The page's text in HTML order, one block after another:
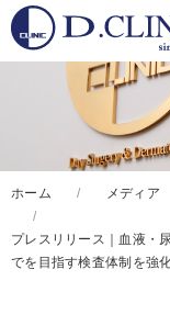
ホーム メディア
プレスリリース｜血液・
でを目指す検査体制を強